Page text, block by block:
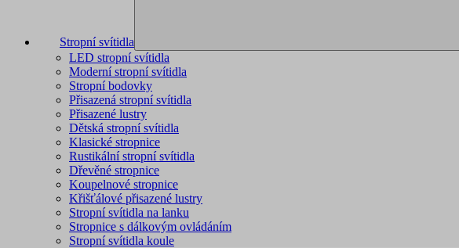
Stropní svítidla
LED stropní svítidla
Moderní stropní svítidla
Stropní bodovky
Přisazená stropní svítidla
Přisazené lustry
Dětská stropní svítidla
Klasické stropnice
Rustikální stropní svítidla
Dřevěné stropnice
Koupelnové stropnice
Křišťálové přisazené lustry
Stropní svítidla na lanku
Stropnice s dálkovým ovládáním
Stropní svítidla koule